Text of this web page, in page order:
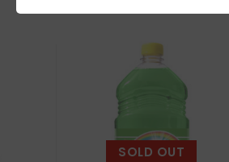
SOLD OUT